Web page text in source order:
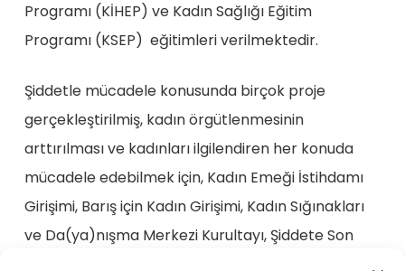
Programı (KİHEP) ve Kadın Sağlığı Eğitim
Programı (KSEP) eğitimleri verilmektedir.
Şiddetle mücadele konusunda birçok proje
gerçekleştirilmiş, kadın örgütlenmesinin
arttırılması ve kadınları ilgilendiren her konuda
mücadele edebilmek için, Kadın Emeği İstihdamı
Girişimi, Barış için Kadın Girişimi, Kadın Sığınakları
ve Da(ya)nışma Merkezi Kurultayı, Şiddete Son